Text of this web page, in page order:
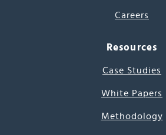
Careers
Resources
Case Studies
White Papers
Methodology